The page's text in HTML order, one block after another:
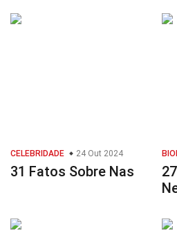
CELEBRIDADE 24 Out 2024
31 Fatos Sobre Nas